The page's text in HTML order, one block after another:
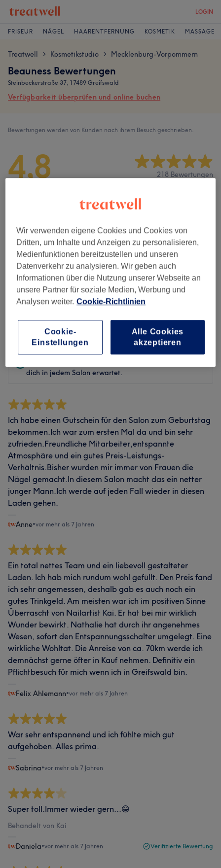
LOGIN
FRISEUR NÄGEL HAARENTFERNUNG KOSMETIK MASSAGE
Treatwell > Kosmetikstudio > Mecklenburg-Vorpommern
Beauness Bewertungen
Steinbeckerstraße 37, 17489 Greifswald
Verfügbarkeit überprüfen und online buchen
Bewertungen werden von Kunden nach ihrem Besuch geschrieben.
4,8 218 Bewertungen
Service
Bewertungen filtern
Bewertung Nach Sternen filtern
Verifizierte Bewertungen
dich in jedem Salon erwartet.
Ich habe einen Gutschein für den Salon zum Geburtstag
bekommen.Ich war zum ersten Mal da und bin sehr
zufrieden.Freundliche Mitarbeiter,entspannte
Atmosphäre und ein gutes Preis-Leistungs-
Verhältnis.Bisher wurden mir immer von Frauen die
Nägel gemacht.In diesem Salon macht das ein netter
junger Mann.Ich werde auf jeden Fall wieder in diesen
Laden gehen.
Anne•vor mehr als 7 Jahren
Ein total nettes Team und ein liebevoll gestalteter
Laden. Ich hab mich rundum wohl gefüllt. Den Preis fand
ich sehr angemessen, deshalb gab es auch noch ein
gutes Trinkgeld. Am meisten war ich im positiven Sinne
Überrascht von Nailartist Kai. Er hat bei mir wirklich
Wunder bewirkt. Nathalie hat durch ihr angenehmes
Wesen, sofort den Entspannungsschalter umgelegt. Eine
wirkliche Wohltat. Die Anreise von ca. 70km werde ich
demnächst gerne öfter in Kauf nehmen. Definitiv ein
Pflichtbesuch für mich wenn ich in Greifswald bin.
Felix Ahlemann•vor mehr als 7 Jahren
War sehr entspannend und ich fühlte mich gut
aufgehoben. Alles prima.
Sabrina•vor mehr als 7 Jahren
Super toll.Immer wieder gern...😁
Behandelt von Kai
Daniela•vor mehr als 7 Jahren Verifizierte Bewertung
Wir verwenden eigene Cookies und Cookies von
Dritten, um Inhalte und Anzeigen zu personalisieren,
Medienfunktionen bereitzustellen und unseren
Datenverkehr zu analysieren. Wir geben auch
Informationen über die Nutzung unserer Webseite an
unsere Partner für soziale Medien, Werbung und
Analysen weiter. Cookie-Richtlinien
Cookie-
Einstellungen
Alle Cookies
akzeptieren